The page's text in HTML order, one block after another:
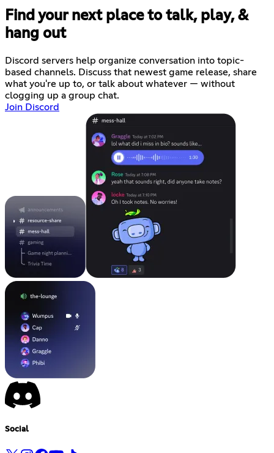
Find your next place to talk, play, &
hang out
Discord servers help organize conversation into topic-
based channels. Discuss that newest game release, share
what you're up to, or talk about whatever — without
clogging up a group chat.
Join Discord
Social